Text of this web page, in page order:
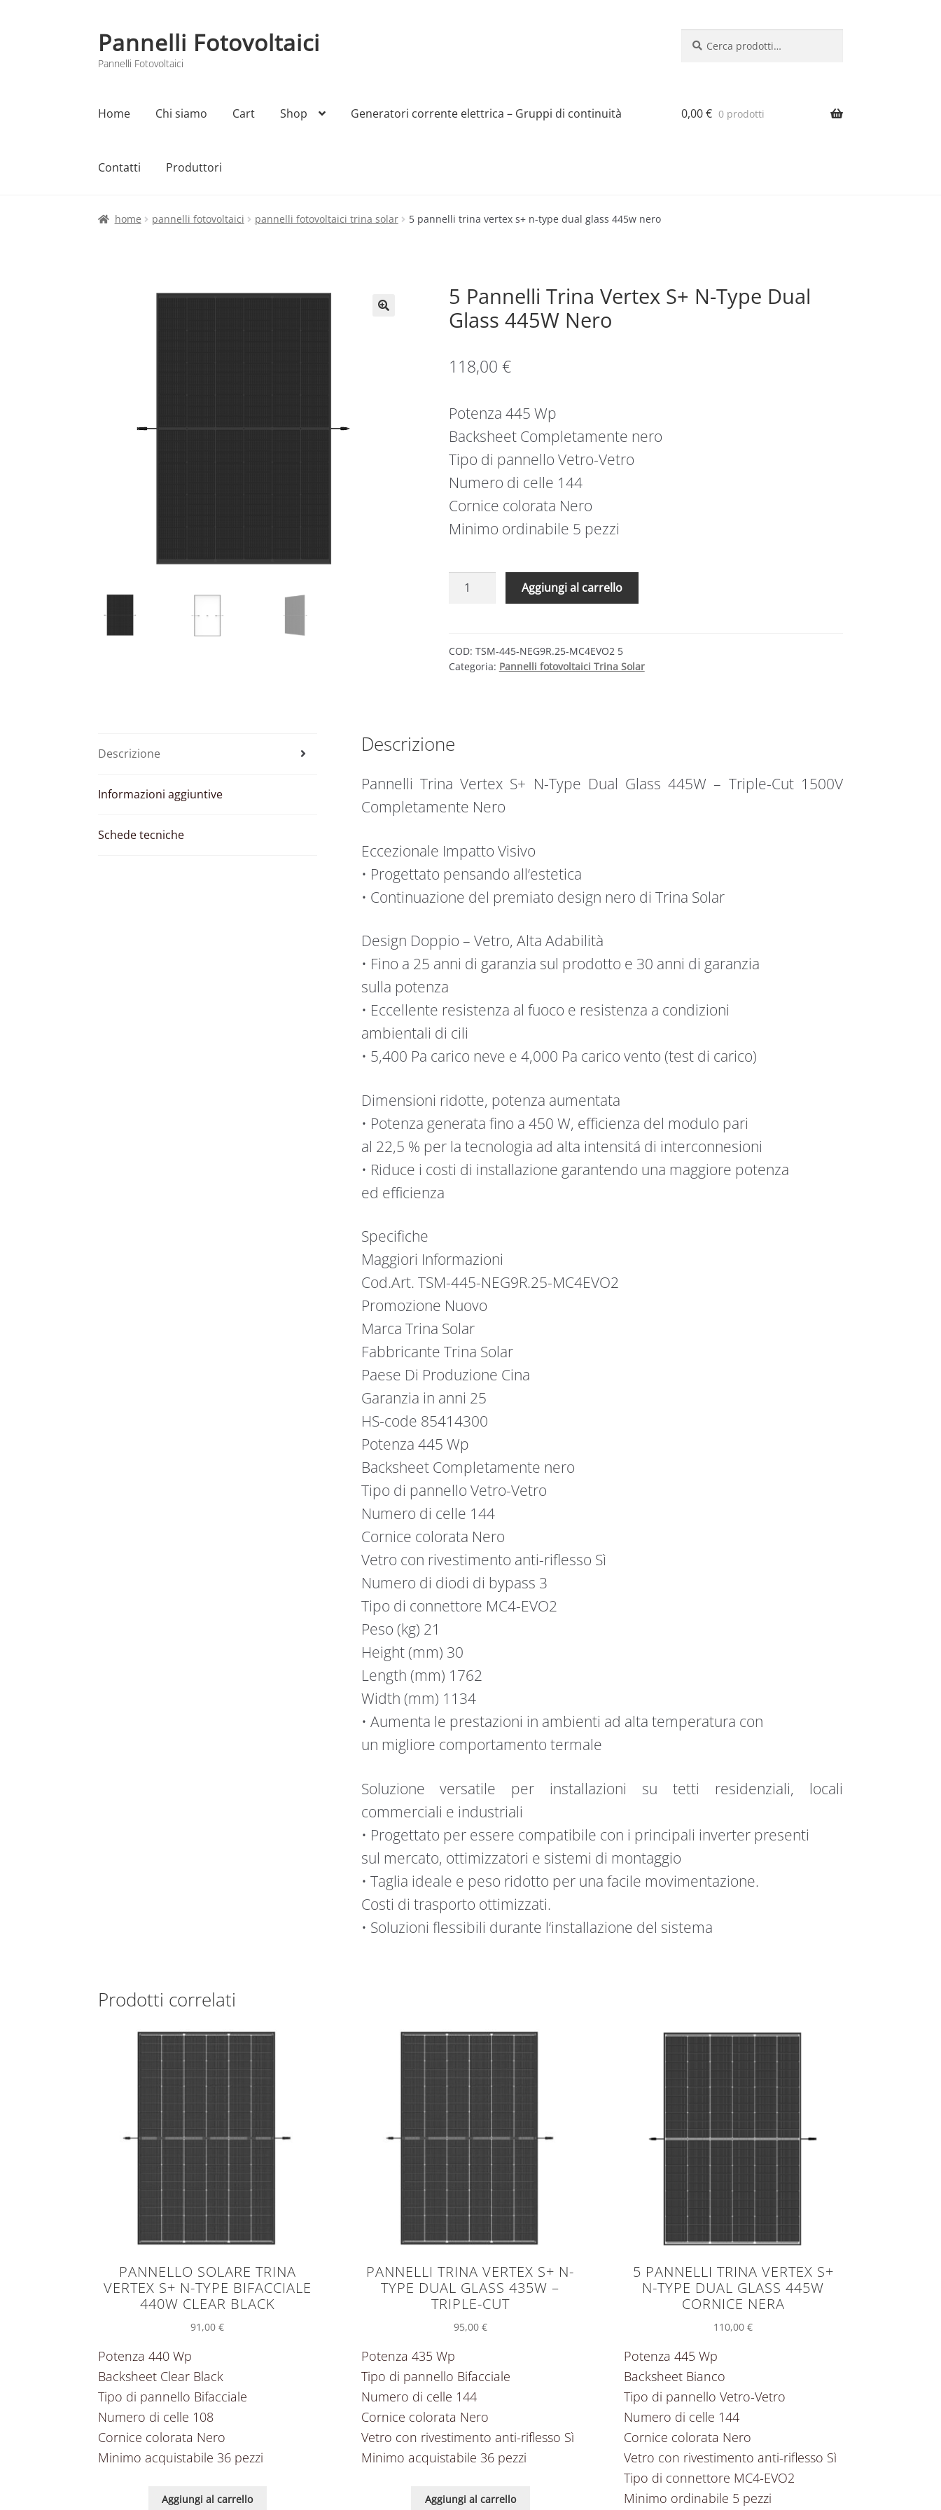
Vai
alla
navigazione
Vai
al
contenuto
Pannelli Fotovoltaici
Pannelli Fotovoltaici
Home Chi siamo Cart Shop Generatori corrente elettrica – Gruppi di continuità
Contatti Produttori
Home Cart Checkout Chi siamo Contatti My account Produttori Sample Page
0,00€ 0 prodotti
home pannelli fotovoltaici pannelli fotovoltaici trina solar 5 pannelli trina vertex s+ n-type dual glass 445w nero
5 Pannelli Trina Vertex S+ N-Type Dual
Glass 445W Nero
118,00 €
Potenza 445 Wp
Backsheet Completamente nero
Tipo di pannello Vetro-Vetro
Numero di celle 144
Cornice colorata Nero
Minimo ordinabile 5 pezzi
S+
N-
445W
Nero
Aggiungi al carrello
COD: TSM-445-NEG9R.25-MC4EVO2 5
Categoria: Pannelli fotovoltaici Trina Solar
Descrizione
Informazioni aggiuntive
Schede tecniche
Descrizione
Pannelli Trina Vertex S+ N-Type Dual Glass 445W – Triple-Cut 1500V
Completamente Nero
Eccezionale Impatto Visivo
• Progettato pensando all‘estetica
• Continuazione del premiato design nero di Trina Solar
Design Doppio – Vetro, Alta Adabilità
• Fino a 25 anni di garanzia sul prodotto e 30 anni di garanzia
sulla potenza
• Eccellente resistenza al fuoco e resistenza a condizioni
ambientali di cili
• 5,400 Pa carico neve e 4,000 Pa carico vento (test di carico)
Dimensioni ridotte, potenza aumentata
• Potenza generata fino a 450 W, efficienza del modulo pari
al 22,5 % per la tecnologia ad alta intensitá di interconnesioni
• Riduce i costi di installazione garantendo una maggiore potenza
ed efficienza
Specifiche
Maggiori Informazioni
Cod.Art. TSM-445-NEG9R.25-MC4EVO2
Promozione Nuovo
Marca Trina Solar
Fabbricante Trina Solar
Paese Di Produzione Cina
Garanzia in anni 25
HS-code 85414300
Potenza 445 Wp
Backsheet Completamente nero
Tipo di pannello Vetro-Vetro
Numero di celle 144
Cornice colorata Nero
Vetro con rivestimento anti-riflesso Sì
Numero di diodi di bypass 3
Tipo di connettore MC4-EVO2
Peso (kg) 21
Height (mm) 30
Length (mm) 1762
Width (mm) 1134
• Aumenta le prestazioni in ambienti ad alta temperatura con
un migliore comportamento termale
Soluzione versatile per installazioni su tetti residenziali, locali
commerciali e industriali
• Progettato per essere compatibile con i principali inverter presenti
sul mercato, ottimizzatori e sistemi di montaggio
• Taglia ideale e peso ridotto per una facile movimentazione.
Costi di trasporto ottimizzati.
• Soluzioni flessibili durante l‘installazione del sistema
Prodotti correlati
PANNELLO SOLARE TRINA
VERTEX S+ N-TYPE BIFACCIALE
440W CLEAR BLACK
91,00€
Potenza 440 Wp
Backsheet Clear Black
Tipo di pannello Bifacciale
Numero di celle 108
Cornice colorata Nero
Minimo acquistabile 36 pezzi
Aggiungi al carrello
PANNELLI TRINA VERTEX S+ N-
TYPE DUAL GLASS 435W –
TRIPLE-CUT
95,00 €
Potenza 435 Wp
Tipo di pannello Bifacciale
Numero di celle 144
Cornice colorata Nero
Vetro con rivestimento anti-riflesso Sì
Minimo acquistabile 36 pezzi
Aggiungi al carrello
5 PANNELLI TRINA VERTEX S+
N-TYPE DUAL GLASS 445W
CORNICE NERA
110,00€
Potenza 445 Wp
Backsheet Bianco
Tipo di pannello Vetro-Vetro
Numero di celle 144
Cornice colorata Nero
Vetro con rivestimento anti-riflesso Sì
Tipo di connettore MC4-EVO2
Minimo ordinabile 5 pezzi